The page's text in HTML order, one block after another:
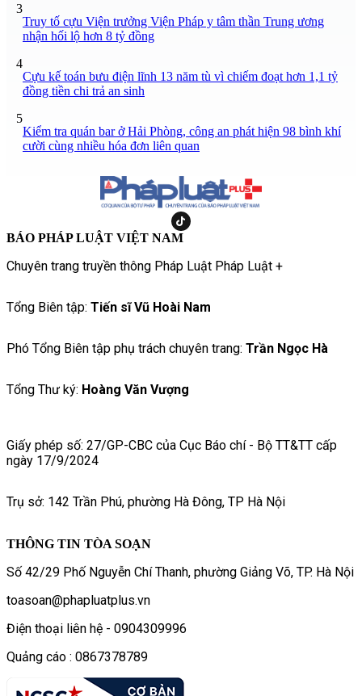
3
Truy tố cựu Viện trưởng Viện Pháp y tâm thần Trung ương
nhận hối lộ hơn 8 tỷ đồng
4
Cựu kế toán bưu điện lĩnh 13 năm tù vì chiếm đoạt hơn 1,1 tỷ
đồng tiền chi trả an sinh
5
Kiểm tra quán bar ở Hải Phòng, công an phát hiện 98 bình khí
cười cùng nhiều hóa đơn liên quan
BÁO PHÁP LUẬT VIỆT NAM
Chuyên trang truyền thông Pháp Luật Pháp Luật +
Tổng Biên tập: Tiến sĩ Vũ Hoài Nam
Phó Tổng Biên tập phụ trách chuyên trang: Trần Ngọc Hà
Tổng Thư ký: Hoàng Văn Vượng
Giấy phép số: 27/GP-CBC của Cục Báo chí - Bộ TT&TT cấp
ngày 17/9/2024
Trụ sở: 142 Trần Phú, phường Hà Đông, TP Hà Nội
THÔNG TIN TÒA SOẠN
Số 42/29 Phố Nguyễn Chí Thanh, phường Giảng Võ, TP. Hà Nội
toasoan@phapluatplus.vn
Điện thoại liên hệ - 0904309996
Quảng cáo : 0867378789